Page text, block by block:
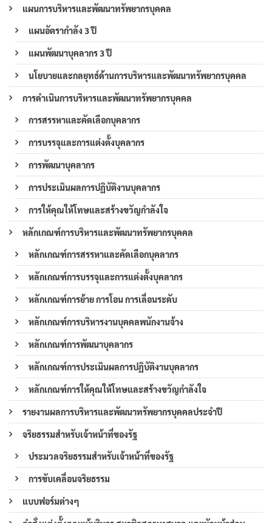
แผนการบริหารและพัฒนาทรัพยากรบุคคล
แผนอัตรากำลัง 3 ปี
แผนพัฒนาบุคลากร 3 ปี
นโยบายและกลยุทธ์ด้านการบริหารและพัฒนาทรัพยากรบุคคล
การดำเนินการบริหารและพัฒนาทรัพยากรบุคคล
การสรรหาและคัดเลือกบุคลากร
การบรรจุและการแต่งตั้งบุคลากร
การพัฒนาบุคลากร
การประเมินผลการปฏิบัติงานบุคลากร
การให้คุณให้โทษและสร้างขวัญกำลังใจ
หลักเกณฑ์การบริหารและพัฒนาทรัพยากรบุคคล
หลักเกณฑ์การสรรหาและคัดเลือกบุคลากร
หลักเกณฑ์การบรรจุและการแต่งตั้งบุคลากร
หลักเกณฑ์การย้าย การโอน การเลื่อนระดับ
หลักเกณฑ์การบริหารงานบุคคลพนักงานจ้าง
หลักเกณฑ์การพัฒนาบุคลากร
หลักเกณฑ์การประเมินผลการปฏิบัติงานบุคลากร
หลักเกณฑ์การให้คุณให้โทษและสร้างขวัญกำลังใจ
รายงานผลการบริหารและพัฒนาทรัพยากรบุคคลประจำปี
จริยธรรมสำหรับเจ้าหน้าที่ของรัฐ
ประมวลจริยธรรมสำหรับเจ้าหน้าที่ของรัฐ
การขับเคลื่อนจริยธรรม
แบบฟอร์มต่างๆ